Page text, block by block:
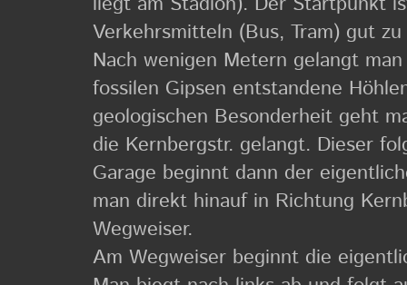
Verkehrsmitteln (Bus, Tram) gut
Nach wenigen Metern gelangt
fossilen Gipsen entstandene
geologischen Besonderheit geht
die Kernbergstr. gelangt. Dieser
Garage beginnt dann der
man direkt hinauf in Richtung
Wegweiser.
Am Wegweiser beginnt die